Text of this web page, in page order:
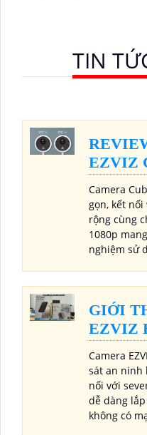
TIN
EZVIZ
Camera
gọn, kết
rộng cùng
1080p
nghiệm sử
GIỚI
EZVIZ
Camera
sát an ninh
nối với
dễ dàng
không có